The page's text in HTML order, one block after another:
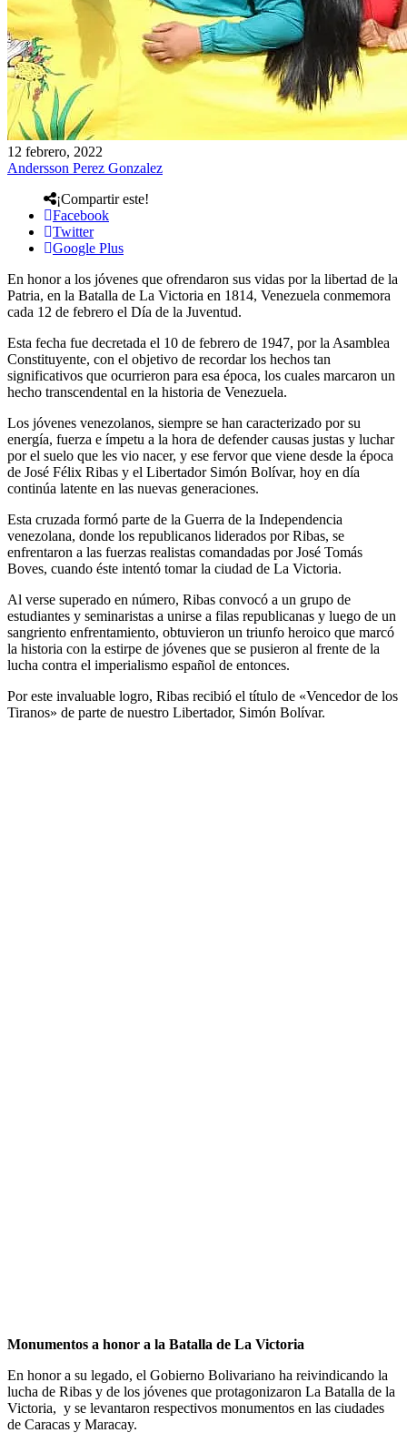
12 febrero, 2022
Andersson Perez Gonzalez
¡Compartir este!
Facebook
Twitter
Google Plus
En honor a los jóvenes que ofrendaron sus vidas por la libertad de la
Patria, en la Batalla de La Victoria en 1814, Venezuela conmemora
cada 12 de febrero el Día de la Juventud.
Esta fecha fue decretada el 10 de febrero de 1947, por la Asamblea
Constituyente, con el objetivo de recordar los hechos tan
significativos que ocurrieron para esa época, los cuales marcaron un
hecho transcendental en la historia de Venezuela.
Los jóvenes venezolanos, siempre se han caracterizado por su
energía, fuerza e ímpetu a la hora de defender causas justas y luchar
por el suelo que les vio nacer, y ese fervor que viene desde la época
de José Félix Ribas y el Libertador Simón Bolívar, hoy en día
continúa latente en las nuevas generaciones.
Esta cruzada formó parte de la Guerra de la Independencia
venezolana, donde los republicanos liderados por Ribas, se
enfrentaron a las fuerzas realistas comandadas por José Tomás
Boves, cuando éste intentó tomar la ciudad de La Victoria.
Al verse superado en número, Ribas convocó a un grupo de
estudiantes y seminaristas a unirse a filas republicanas y luego de un
sangriento enfrentamiento, obtuvieron un triunfo heroico que marcó
la historia con la estirpe de jóvenes que se pusieron al frente de la
lucha contra el imperialismo español de entonces.
Por este invaluable logro, Ribas recibió el título de «Vencedor de los
Tiranos» de parte de nuestro Libertador, Simón Bolívar.
Monumentos a honor a la Batalla de La Victoria
En honor a su legado, el Gobierno Bolivariano ha reivindicando la
lucha de Ribas y de los jóvenes que protagonizaron La Batalla de la
Victoria, y se levantaron respectivos monumentos en las ciudades
de Caracas y Maracay.